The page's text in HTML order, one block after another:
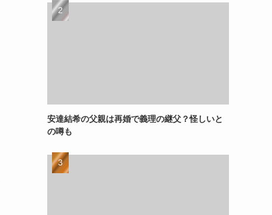
安達結希の父親は再婚で義理の継父？怪しいと
の噂も